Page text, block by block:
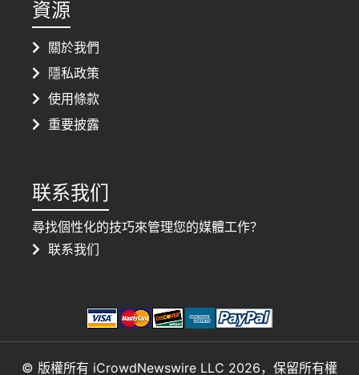
資源
關於我們
隱私政策
使用條款
重要披露
联系我们
尋找個性化的技巧來管理您的媒體工作？
联系我们
© 版權所有 iCrowdNewswire LLC 2026，保留所有權